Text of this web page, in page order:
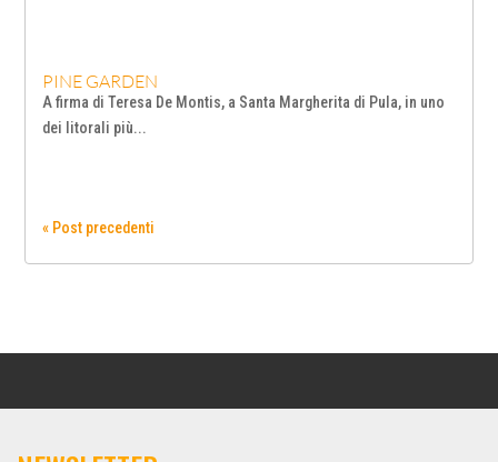
PINE GARDEN
A firma di Teresa De Montis, a Santa Margherita di Pula, in uno
dei litorali più...
« Post precedenti